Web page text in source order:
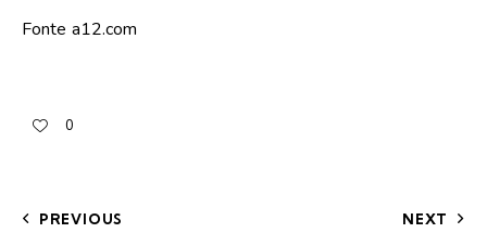
Fonte a12.com
0
PREVIOUS NEXT